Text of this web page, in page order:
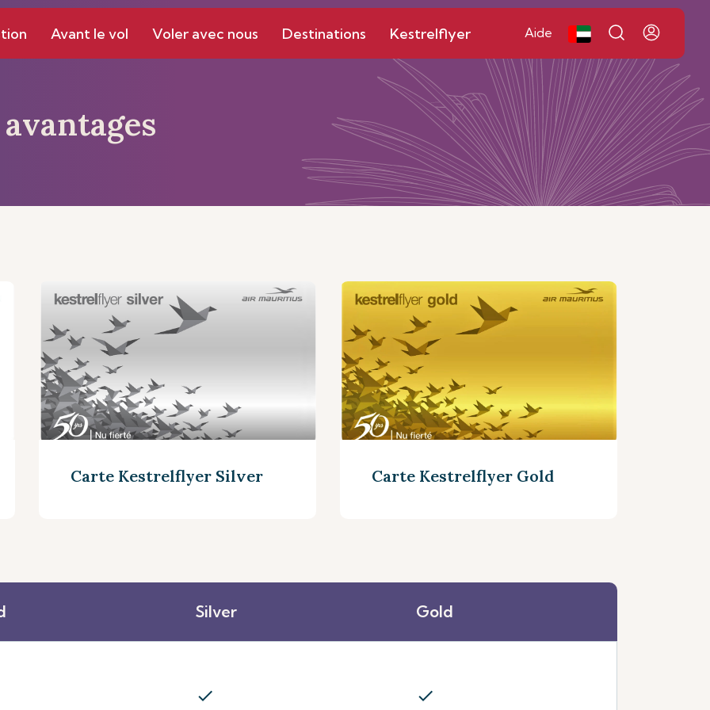
Avant le vol Voler avec nous Destinations Kestrelflyer Aide
Carte Kestrelflyer Silver Carte Kestrelflyer Gold
Silver Gold
check check